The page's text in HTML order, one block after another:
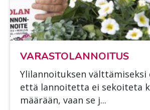
VA­RAS­TO­LAN­NOI­TUS
Yli­lan­noi­tuk­sen vält­tä­mi­sek­si
että lan­noi­tet­ta ei se­koi­te­ta
mää­rään, vaan se j...